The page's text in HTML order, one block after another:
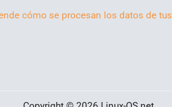
cómo se procesan los datos de tus